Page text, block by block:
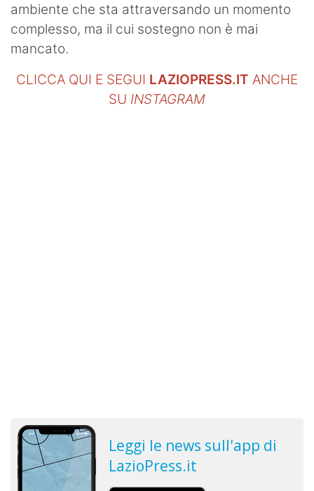
ambiente che sta attraversando un momento
complesso, ma il cui sostegno non è mai
mancato.
CLICCA QUI E SEGUI LAZIOPRESS.IT ANCHE
SU INSTAGRAM